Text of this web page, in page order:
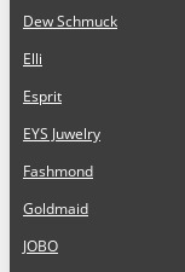
Dew Schmuck
Elli
Esprit
EYS Juwelry
Fashmond
Goldmaid
JOBO